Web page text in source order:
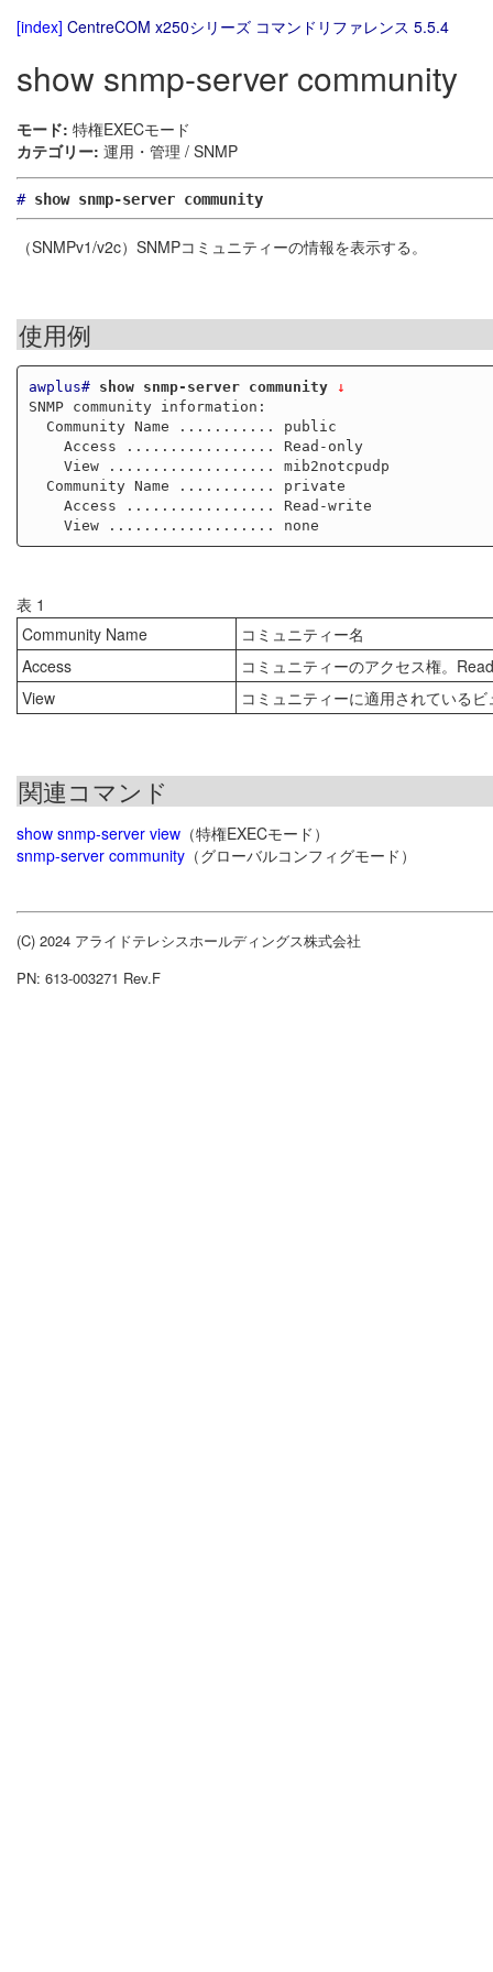
[index] CentreCOM x250シリーズ コマンドリファレンス 5.5.4
show snmp-server community
モード: 特権EXECモード
カテゴリー: 運用・管理 / SNMP
# show snmp-server community
（SNMPv1/v2c）SNMPコミュニティーの情報を表示する。
使用例
awplus# show snmp-server community ↓
SNMP community information:
表 1
Community Name
コミュニティー名
Access
コミュニティーのアクセス権。
View
コミュニティーに適用されている
関連コマンド
show snmp-server view （特権EXECモード）
snmp-server community （グローバルコンフィグモード）
(C) 2024 アライドテレシスホールディングス株式会社
PN: 613-003271 Rev.F